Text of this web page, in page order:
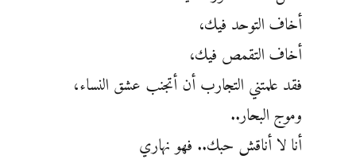
أخاف التوحد فيك،
أخاف التقمص فيك،
فقد علمتني التجارب أن أتجنب عشق النساء،
وموج البحار..
أنا لا أناقش حبك.. فهو نهاري